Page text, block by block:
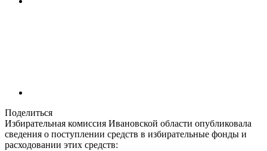
Поделиться
Избирательная комиссия Ивановской области опубликовала
сведения о поступлении средств в избирательные фонды и
расходовании этих средств: